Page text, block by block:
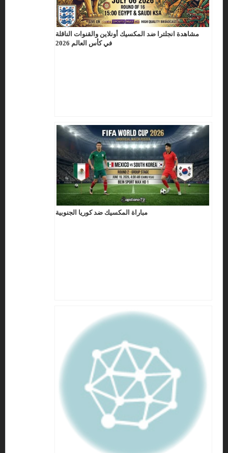
مشاهدة انجلترا ضد المكسيك أونلاين والقنوات الناقلة
في كأس العالم 2026
مباراة المكسيك ضد كوريا الجنوبية